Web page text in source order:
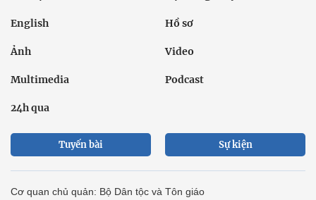
English Hồ sơ
Ảnh Video
Multimedia Podcast
24h qua
Tuyến bài Sự kiện
Cơ quan chủ quản: Bộ Dân tộc và Tôn giáo